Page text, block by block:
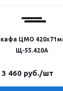
ЦМО
Щ-55.420А
3 460 руб./шт